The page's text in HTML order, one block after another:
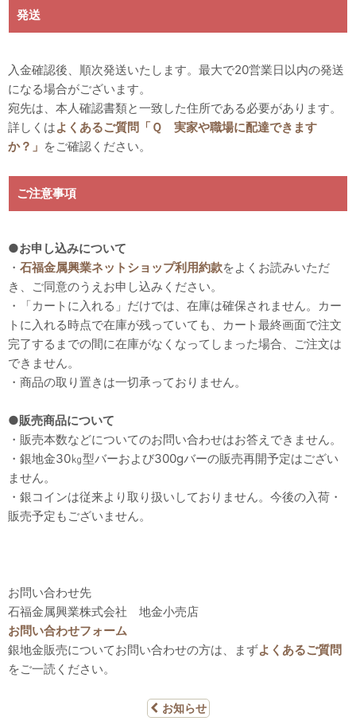
発送
入金確認後、順次発送いたします。最大で20営業日以内の発送
になる場合がございます。
宛先は、本人確認書類と一致した住所である必要があります。
詳しくはよくあるご質問「Ｑ 実家や職場に配達できます
か？」 をご確認ください。
ご注意事項
●お申し込みについて
・ 石福金属興業ネットショップ利用約款をよくお読みいただ
き、ご同意のうえお申し込みください。
・「カートに入れる」だけでは、在庫は確保されません。カー
トに入れる時点で在庫が残っていても、カート最終画面で注文
完了するまでの間に在庫がなくなってしまった場合、ご注文は
できません。
・商品の取り置きは一切承っておりません。
●販売商品について
・販売本数などについてのお問い合わせはお答えできません。
・銀地金30㎏型バーおよび300gバーの販売再開予定はござい
ません。
・銀コインは従来より取り扱いしておりません。今後の入荷・
販売予定もございません。
お問い合わせ先
石福金属興業株式会社 地金小売店
お問い合わせフォーム
銀地金販売についてお問い合わせの方は、まずよくあるご質問
をご一読ください。
お知らせ